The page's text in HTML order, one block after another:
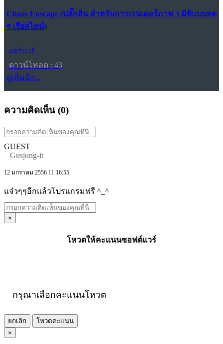
Chaos Enscape (ปลั๊กอิน สำหรับการเรนเดอร์ภาพ 3 มิติแบบสด
ๆ เรียลไทม์)
แชร์แวร์
ดาวน์โหลด : 43
ดูเพิ่มอีก...
ความคิดเห็น (0)
GUEST
Gusjung-it
12 มกราคม 2556 11:16:55
แจ๋วๆๆอีกแล้วโปรแกรมฟรี ^_^
×
โหวตให้คะแนนซอฟต์แวร์
กรุณาเลือกคะแนนโหวต
ยกเลิก
โหวตคะแนน
×